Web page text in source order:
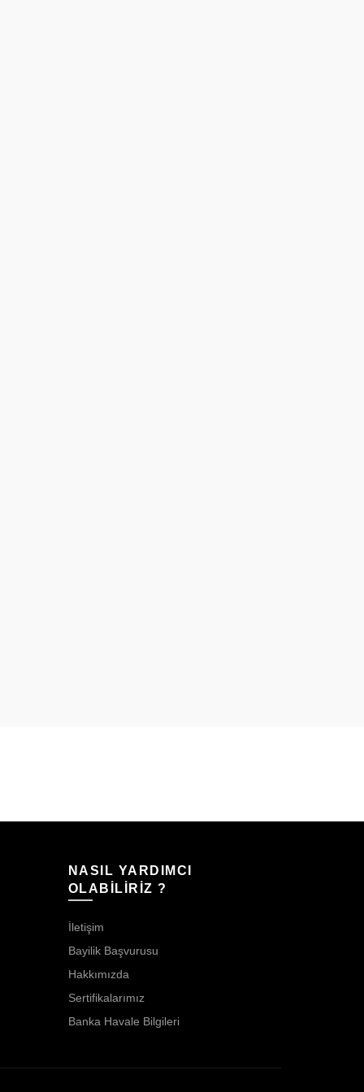
NASIL YARDIMCI
OLABİLİRİZ ?
İletişim
Bayilik Başvurusu
Hakkımızda
Sertifikalarımız
Banka Havale Bilgileri